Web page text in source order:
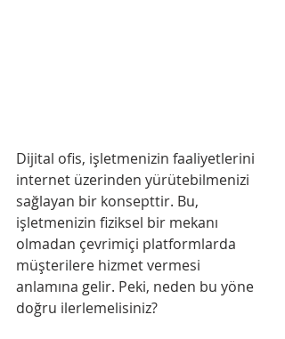
Dijital ofis, işletmenizin faaliyetlerini
internet üzerinden yürütebilmenizi
sağlayan bir konsepttir. Bu,
işletmenizin fiziksel bir mekanı
olmadan çevrimiçi platformlarda
müşterilere hizmet vermesi
anlamına gelir. Peki, neden bu yöne
doğru ilerlemelisiniz?